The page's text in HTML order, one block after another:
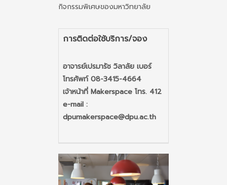
กิจกรรมพิเศษของมหาวิทยาลัย
การติดต่อใช้บริการ/จอง
อาจารย์เปรมารัช วิลาลัย เบอร์
โทรศัพท์ 08-3415-4664
เจ้าหน้าที่ Makerspace โทร. 412
e-mail :
dpumakerspace@dpu.ac.th